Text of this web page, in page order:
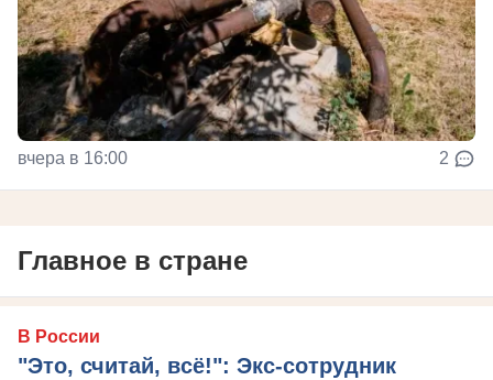
вчера в 16:00 2
Главное в стране
В России
"Это, считай, всё!": Экс-сотрудник